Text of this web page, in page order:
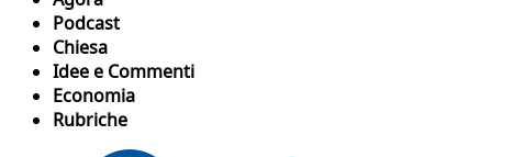
Podcast
Chiesa
Idee e Commenti
Economia
Rubriche